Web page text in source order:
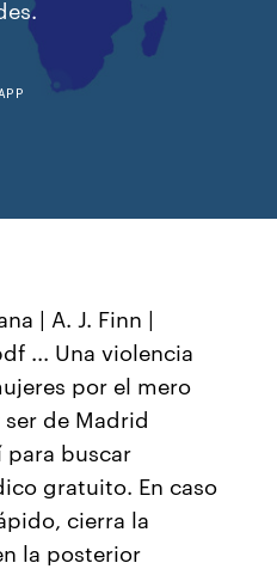
| A. J. Finn |
... Una violencia
por el mero
de Madrid
buscar
gratuito. En caso
cierra la
la posterior